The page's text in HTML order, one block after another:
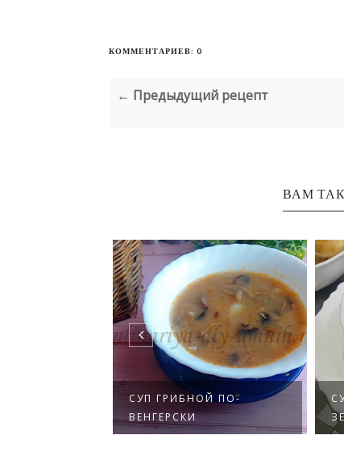
КОММЕНТАРИЕВ: 0
← Предыдущий рецепт
ВАМ
СУП ГРИБНОЙ ПО-
ВЕНГЕРСКИ
СУП СО